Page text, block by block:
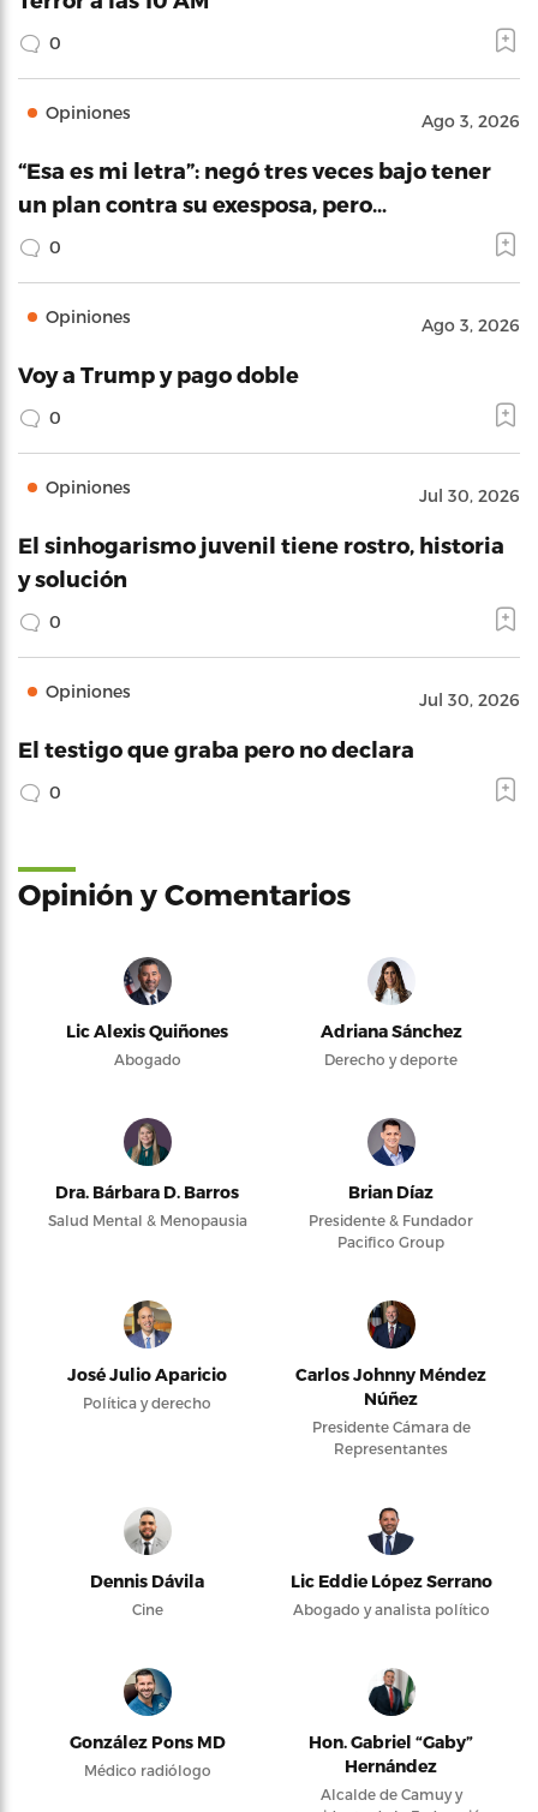
0
Opiniones Ago 3, 2026
“Esa es mi letra”: negó tres veces bajo tener
un plan contra su exesposa, pero…
0
Opiniones Ago 3, 2026
Voy a Trump y pago doble
0
Opiniones Jul 30, 2026
El sinhogarismo juvenil tiene rostro, historia
y solución
0
Opiniones Jul 30, 2026
El testigo que graba pero no declara
0
Opinión y Comentarios
Lic Alexis Quiñones
Abogado
Adriana Sánchez
Derecho y deporte
Dra. Bárbara D. Barros
Salud Mental & Menopausia
Brian Díaz
Presidente & Fundador
Pacifico Group
José Julio Aparicio
Política y derecho
Carlos Johnny Méndez
Núñez
Presidente Cámara de
Representantes
Dennis Dávila
Cine
Lic Eddie López Serrano
Abogado y analista político
González Pons MD
Médico radiólogo
Hon. Gabriel “Gaby”
Hernández
Alcalde de Camuy y